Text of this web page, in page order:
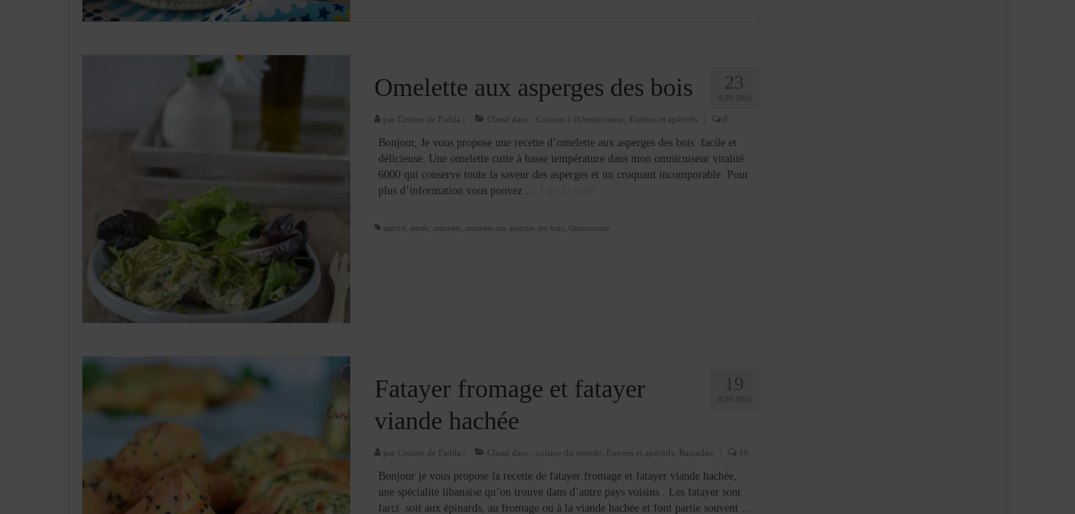
23
JUIN 2016
Omelette aux asperges des bois
par Cuisine de Fadila Classé dans : Cuisson à l'Omnicuiseur Entrées et apéritifs 0
Bonjour, Je vous propose une recette d’omelette aux asperges des bois facile et
délicieuse. Une omelette cuite à basse température dans mon omnicuiseur vitalité
6000 qui conserve toute la saveur des asperges et un croquant incomporable. Pour
plus d’information vous pouvez …
apéritif entrée, omelette, omelette aux asperges des bois Omnicuiseur
19
JUIN 2016
Fatayer fromage et fatayer
viande hachée
par Cuisine de Fadila Classé dans : cuisine du monde Entrées et apéritifs, Ramadan 10
Bonjour je vous propose la recette de fatayer fromage et fatayer viande hachée,
une spécialité libanaise qu’on trouve dans d’autre pays voisins . Les fatayer sont
farci soit aux épinards, au fromage ou à la viande hachée et font partie souvent …